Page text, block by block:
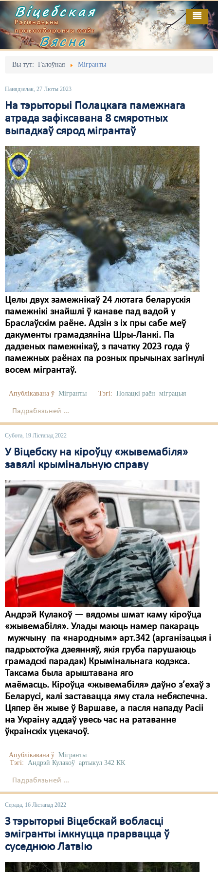
Віцебская
Рэгіянальны
праваабарончы сайт
Вясна
Вы тут: Галоўная Мігранты
Панядзелак, 27 Люты 2023
На тэрыторыі Полацкага памежнага
атрада зафіксавана 8 смяротных
выпадкаў сярод мігрантаў
Целы двух замежнікаў 24 лютага беларускія
памежнікі знайшлі ў канаве пад вадой у
Браслаўскім раёне. Адзін з іх пры сабе меў
дакументы грамадзяніна Шры-Ланкі. Па
дадзеных памежнікаў, з пачатку 2023 года ў
памежных раёнах па розных прычынах загінулі
восем мігрантаў.
Апублікавана ў Мігранты Тэгі: Полацкі раён міграцыя
Падрабязьней ...
Субота, 19 Лістапад 2022
У Віцебску на кіроўцу «жывемабіля»
завялі крымінальную справу
Андрэй Кулакоў — вядомы шмат каму кіроўца
«жывемабіля». Улады маюць намер пакараць
мужчыну па «народным» арт.342 (арганізацыя і
падрыхтоўка дзеянняў, якія груба парушаюць
грамадскі парадак) Крымінальнага кодэкса.
Таксама была арыштавана яго
маёмасць. Кіроўца «жывемабіля» даўно з’ехаў з
Беларусі, калі заставацца яму стала небяспечна.
Цяпер ён жыве ў Варшаве, а пасля нападу Расіі
на Украіну аддаў увесь час на ратаванне
ўкраінскіх уцекачоў.
Апублікавана ў Мігранты
Тэгі: Андрэй Кулакоў артыкул 342 КК
Падрабязьней ...
Серада, 16 Лістапад 2022
З тэрыторыі Віцебскай вобласці
эмігранты імкнуцца прарвацца ў
суседнюю Латвію
Галоўная
Адміністрацыйны перасьлед
Безбар'ернае асяродзьдзе
Выбары
Дзяржава
Дыскрымінацыя
Затрыманьні
Карная псыхіятрыя
КПЧ ААН
Культурныя правы
ЛПП
Мігранты
Мірныя сходы
Палітвязьні
Праваабаронцы
Правы дзіцяці
Пэнітэнцыярная сыстэма
Распальваньне варожасьці
Рознае
Свабода слова
Свабода сумленьня
Суд
Сьмяротнае пакараньне
Экалёгія
Правы працоўных
Сацыяльныя правы
Выданьні
Кантакт
Пра нас